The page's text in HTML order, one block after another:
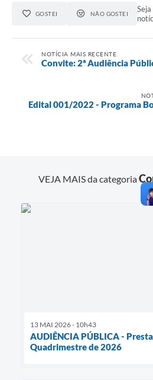
GOSTEI NÃO GOSTEI
NOTÍCIA MAIS RECENTE
Convite: 2ª Audiência
Edital 001/2022 - Programa
VEJA MAIS da categoria
13 MAI 2026 - 10h43
AUDIÊNCIA PÚBLICA -
Quadrimestre de 2026